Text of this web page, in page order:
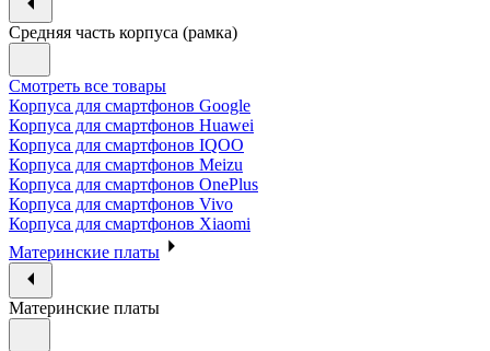
Средняя часть корпуса (рамка)
Смотреть все товары
Корпуса для смартфонов Google
Корпуса для смартфонов Huawei
Корпуса для смартфонов IQOO
Корпуса для смартфонов Meizu
Корпуса для смартфонов OnePlus
Корпуса для смартфонов Vivo
Корпуса для смартфонов Xiaomi
Материнские платы
Материнские платы